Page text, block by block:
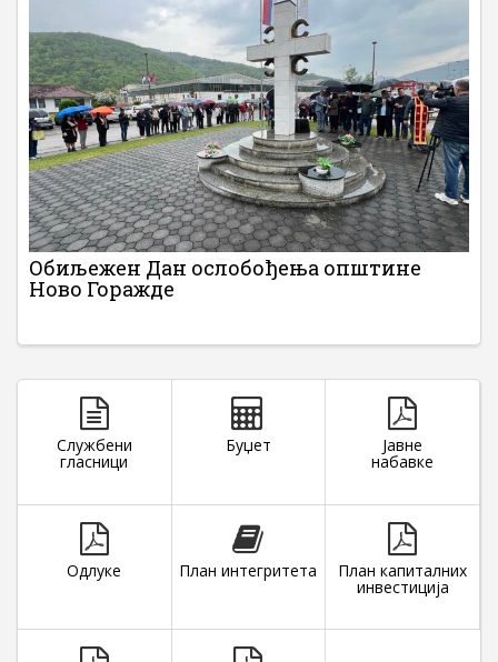
Обиљежен Дан ослобођења општине
Ново Горажде
Службени
гласници
Буџет Јавне
набавке
Одлуке План интегритета План капиталних
инвестиција